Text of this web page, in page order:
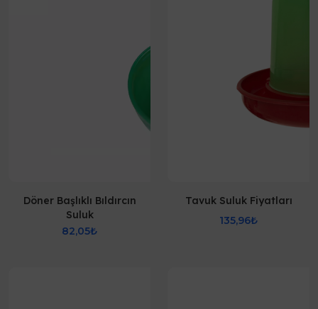
Döner Başlıklı Bıldırcın
Suluk
82,05₺
Tavuk Suluk Fiyatları
135,96₺